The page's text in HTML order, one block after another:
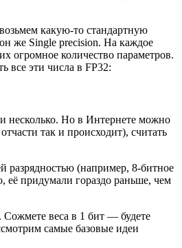
какую-то стандартную
же Single precision. На каждое
огромное количество параметров.
все эти числа в FP32:
несколько. Но в Интернете можно
так и происходит), считать
разрядностью (например, 8-битное
её придумали гораздо раньше, чем
Сожмете веса в 1 бит — будете
самые базовые идеи